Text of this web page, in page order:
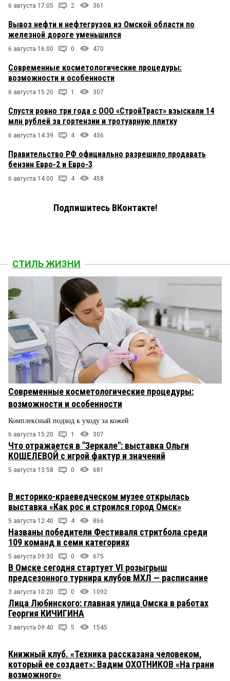
6 августа 17:05 2 361
Вывоз нефти и нефтегрузов из Омской области по
железной дороге уменьшился
6 августа 16:00 0 470
Современные косметологические процедуры:
возможности и особенности
6 августа 15:20 1 307
Спустя ровно три года с ООО «СтройТраст» взыскали 14
млн рублей за гортензии и тротуарную плитку
6 августа 14:39 4 436
Правительство РФ официально разрешило продавать
бензин Евро-2 и Евро-3
6 августа 14:00 4 458
Подпишитесь ВКонтакте!
СТИЛЬ ЖИЗНИ
Современные косметологические процедуры:
возможности и особенности
Комплексный подход к уходу за кожей
6 августа 15:20 1 307
Что отражается в "Зеркале": выставка Ольги
КОШЕЛЕВОЙ с игрой фактур и значений
5 августа 13:58 0 681
В историко-краеведческом музее открылась
выставка «Как рос и строился город Омск»
5 августа 12:40 4 866
Названы победители Фестиваля стритбола среди
109 команд в семи категориях
5 августа 09:30 0 675
В Омске сегодня стартует VI розыгрыш
предсезонного турнира клубов МХЛ — расписание
3 августа 10:20 0 1092
Лица Любинского: главная улица Омска в работах
Георгия КИЧИГИНА
3 августа 09:40 5 1545
Книжный клуб. «Техника рассказана человеком,
который ее создает»: Вадим ОХОТНИКОВ «На грани
возможного»